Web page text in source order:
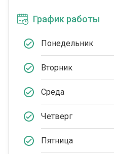
График работы
Понедельник
Вторник
Среда
Четверг
Пятница